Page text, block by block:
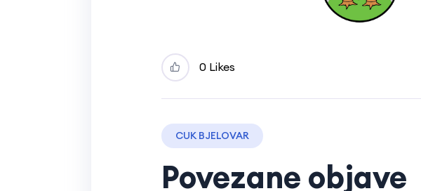
0 Likes
CUK BJELOVAR
Povezane objave